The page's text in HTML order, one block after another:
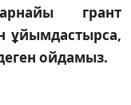
грант
ұйымдастырса,
ойдамыз.